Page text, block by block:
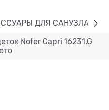
ДЛЯ САНУЗЛА
Nofer Capri 16231.G